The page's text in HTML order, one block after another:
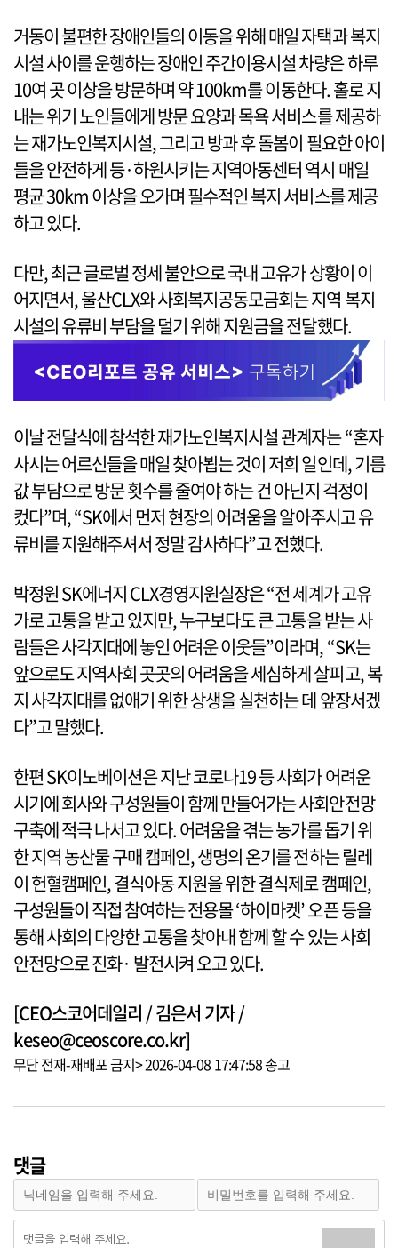
거동이 불편한 장애인들의 이동을 위해 매일 자택과 복지
시설 사이를 운행하는 장애인 주간이용시설 차량은 하루
10여 곳 이상을 방문하며 약 100km를 이동한다. 홀로 지
내는 위기 노인들에게 방문 요양과 목욕 서비스를 제공하
는 재가노인복지시설, 그리고 방과 후 돌봄이 필요한 아이
들을 안전하게 등·하원시키는 지역아동센터 역시 매일
평균 30km 이상을 오가며 필수적인 복지 서비스를 제공
하고 있다.
다만, 최근 글로벌 정세 불안으로 국내 고유가 상황이 이
어지면서, 울산CLX와 사회복지공동모금회는 지역 복지
시설의 유류비 부담을 덜기 위해 지원금을 전달했다.
이날 전달식에 참석한 재가노인복지시설 관계자는 “혼자
사시는 어르신들을 매일 찾아뵙는 것이 저희 일인데, 기름
값 부담으로 방문 횟수를 줄여야 하는 건 아닌지 걱정이
컸다”며, “SK에서 먼저 현장의 어려움을 알아주시고 유
류비를 지원해주셔서 정말 감사하다”고 전했다.
박정원 SK에너지 CLX경영지원실장은 “전 세계가 고유
가로 고통을 받고 있지만, 누구보다도 큰 고통을 받는 사
람들은 사각지대에 놓인 어려운 이웃들”이라며, “SK는
앞으로도 지역사회 곳곳의 어려움을 세심하게 살피고, 복
지 사각지대를 없애기 위한 상생을 실천하는 데 앞장서겠
다”고 말했다.
한편 SK이노베이션은 지난 코로나19 등 사회가 어려운
시기에 회사와 구성원들이 함께 만들어가는 사회안전망
구축에 적극 나서고 있다. 어려움을 겪는 농가를 돕기 위
한 지역 농산물 구매 캠페인, 생명의 온기를 전하는 릴레
이 헌혈캠페인, 결식아동 지원을 위한 결식제로 캠페인,
구성원들이 직접 참여하는 전용몰 ‘하이마켓’ 오픈 등을
통해 사회의 다양한 고통을 찾아내 함께 할 수 있는 사회
안전망으로 진화· 발전시켜 오고 있다.
[CEO스코어데일리 / 김은서 기자 /
keseo@ceoscore.co.kr]
무단 전재-재배포 금지> 2026-04-08 17:47:58 송고
댓글